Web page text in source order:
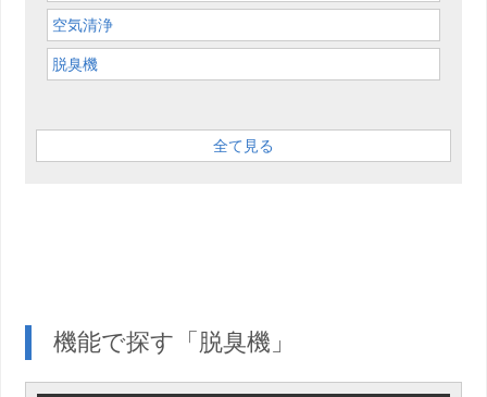
空気清浄
脱臭機
全て見る
機能で探す「脱臭機」